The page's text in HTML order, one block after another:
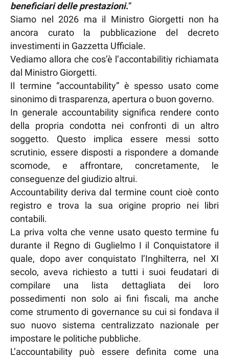
beneficiari delle prestazioni.”
Siamo nel 2026 ma il Ministro Giorgetti non ha
ancora curato la pubblicazione del decreto
investimenti in Gazzetta Ufficiale.
Vediamo allora che cos’è l’accontabilitiy richiamata
dal Ministro Giorgetti.
Il termine “accountability” è spesso usato come
sinonimo di trasparenza, apertura o buon governo.
In generale accountability significa rendere conto
della propria condotta nei confronti di un altro
soggetto. Questo implica essere messi sotto
scrutinio, essere disposti a rispondere a domande
scomode, e affrontare, concretamente, le
conseguenze del giudizio altrui.
Accountability deriva dal termine count cioè conto
registro e trova la sua origine proprio nei libri
contabili.
La priva volta che venne usato questo termine fu
durante il Regno di Guglielmo I il Conquistatore il
quale, dopo aver conquistato l’Inghilterra, nel XI
secolo, aveva richiesto a tutti i suoi feudatari di
compilare una lista dettagliata dei loro
possedimenti non solo ai fini fiscali, ma anche
come strumento di governance su cui si fondava il
suo nuovo sistema centralizzato nazionale per
impostare le politiche pubbliche.
L’accountability può essere definita come una